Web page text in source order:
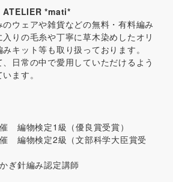
*mati*
ウェアや雑貨などの無料・有料編み
りの毛糸や丁寧に草木染めしたオリ
キット等も取り扱っております。
日常の中で愛用していただけるよう
ます。
編物検定1級（優良賞受賞）
編物検定2級（文部科学大臣賞受
ぎ針編み認定講師